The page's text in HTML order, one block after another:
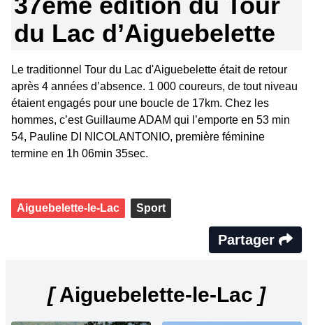
du Lac d’Aiguebelette
Le traditionnel Tour du Lac d'Aiguebelette était de retour
après 4 années d’absence. 1 000 coureurs, de tout niveau
étaient engagés pour une boucle de 17km. Chez les
hommes, c’est Guillaume ADAM qui l’emporte en 53 min
54, Pauline DI NICOLANTONIO, première féminine
termine en 1h 06min 35sec.
Aiguebelette-le-Lac Sport
Partager
[Aiguebelette-le-Lac ]